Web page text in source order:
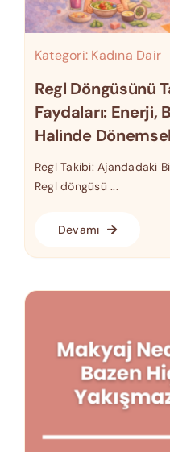
Kategori: Kadına Dair
Regl Döngüsünü
Faydaları: Enerji,
Halinde
Regl Takibi: Ajandadaki
Regl döngüsü ...
Devamı